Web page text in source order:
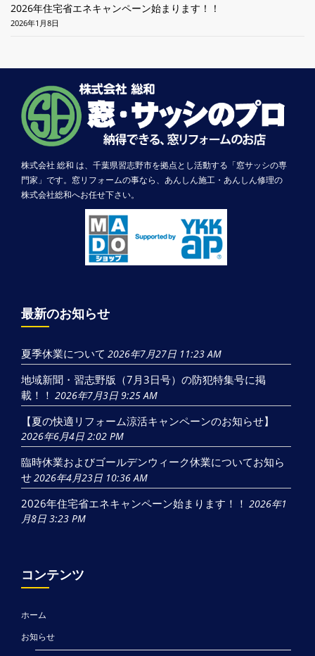
2026年住宅省エネキャンペーン始まります！！
2026年1月8日
株式会社 総和 は、千葉県習志野市を拠点とし活動する「窓サッシの専
門家」です。窓リフォームの事なら、あんしん施工・あんしん修理の
株式会社総和へお任せ下さい。
最新のお知らせ
夏季休業について 2026年7月27日 11:23 AM
地域新聞・習志野版（7月3日号）の防犯特集号に掲
載！！ 2026年7月3日 9:25 AM
【夏の快適リフォーム涼活キャンペーンのお知らせ】
2026年6月4日 2:02 PM
臨時休業およびゴールデンウィーク休業についてお知ら
せ2026年4月23日 10:36 AM
2026年住宅省エネキャンペーン始まります！！ 2026年1
月8日 3:23 PM
コンテンツ
ホーム
お知らせ